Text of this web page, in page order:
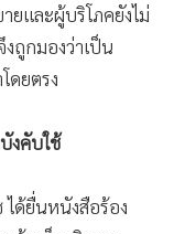
ยและผู้บริโภคยังไม่
งถูกมองว่าเป็น
ดยตรง
งคับใช้
ได้ยื่นหนังสือร้อง